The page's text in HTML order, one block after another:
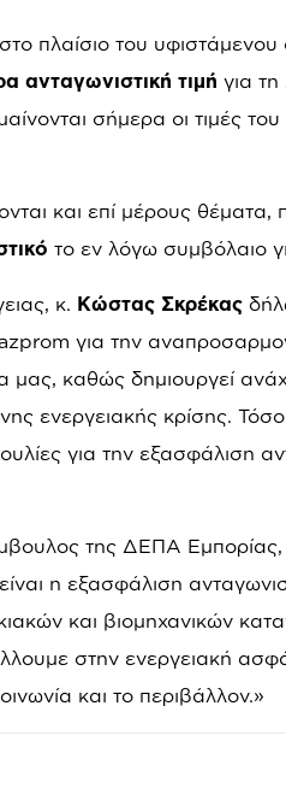
πλαίσιο του
ανταγωνιστική τιμή για
σήμερα οι τιμές
και επί μέρους
το εν λόγω συμβόλαιο
κ. Κώστας Σκρέκας
για την
μας, καθώς δημιουργεί
ενεργειακής κρίσης.
για την εξασφάλιση
της ΔΕΠΑ Εμπορίας,
η εξασφάλιση
και βιομηχανικών
στην ενεργειακή
και το περιβάλλον.»